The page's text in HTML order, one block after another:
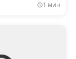
1 мин